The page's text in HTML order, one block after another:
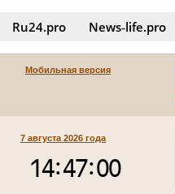
Ru24.pro News‑life.pro
Мобильная версия
7 августа 2026 года